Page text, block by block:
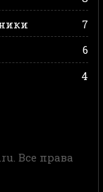
7
6
4
Все права